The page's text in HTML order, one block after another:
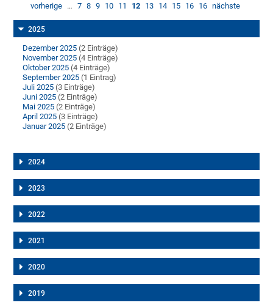
vorherige … 7 8 9 10 11 12 13 14 15 16 16 nächste
2025
Dezember 2025 (2 Einträge)
November 2025 (4 Einträge)
Oktober 2025 (4 Einträge)
September 2025 (1 Eintrag)
Juli 2025 (3 Einträge)
Juni 2025 (2 Einträge)
Mai 2025 (2 Einträge)
April 2025 (3 Einträge)
Januar 2025 (2 Einträge)
2024
2023
2022
2021
2020
2019